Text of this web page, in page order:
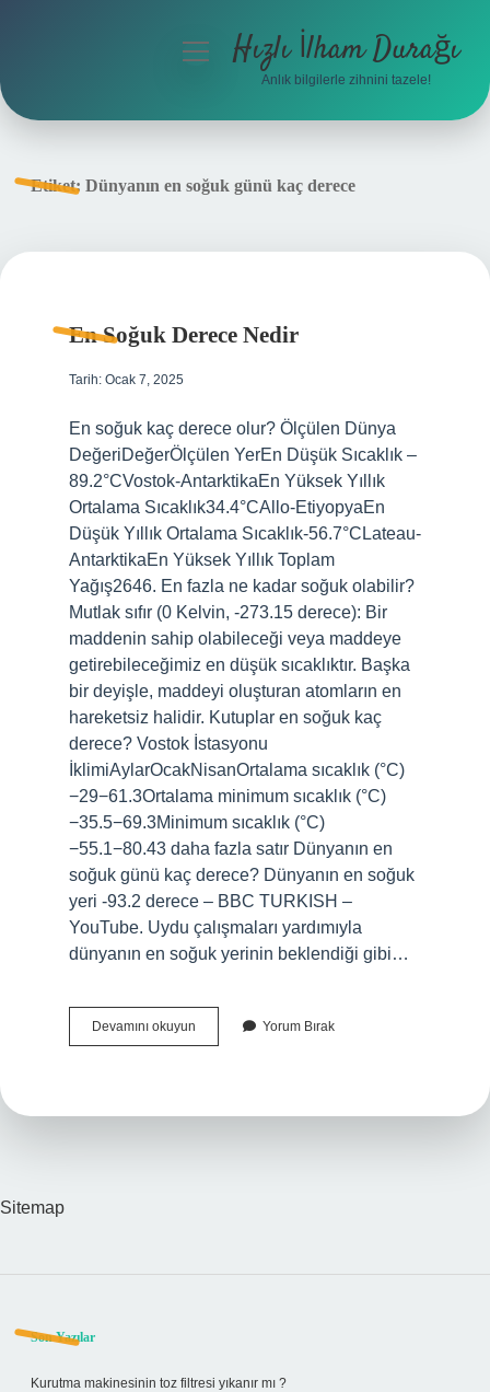
menüyüHızlı İlham Durağı
Anlık bilgilerle zihnini tazele!
Etiket: Dünyanın en soğuk günü kaç derece
En Soğuk Derece Nedir
Tarih: Ocak 7, 2025
En soğuk kaç derece olur? Ölçülen Dünya
DeğeriDeğerÖlçülen YerEn Düşük Sıcaklık –
89.2°CVostok-AntarktikaEn Yüksek Yıllık
Ortalama Sıcaklık34.4°CAllo-EtiyopyaEn
Düşük Yıllık Ortalama Sıcaklık-56.7°CLateau-
AntarktikaEn Yüksek Yıllık Toplam
Yağış2646. En fazla ne kadar soğuk olabilir?
Mutlak sıfır (0 Kelvin, -273.15 derece): Bir
maddenin sahip olabileceği veya maddeye
getirebileceğimiz en düşük sıcaklıktır. Başka
bir deyişle, maddeyi oluşturan atomların en
hareketsiz halidir. Kutuplar en soğuk kaç
derece? Vostok İstasyonu
İklimiAylarOcakNisanOrtalama sıcaklık (°C)
−29−61.3Ortalama minimum sıcaklık (°C)
−35.5−69.3Minimum sıcaklık (°C)
−55.1−80.43 daha fazla satır Dünyanın en
soğuk günü kaç derece? Dünyanın en soğuk
yeri -93.2 derece – BBC TURKISH –
YouTube. Uydu çalışmaları yardımıyla
dünyanın en soğuk yerinin beklendiği gibi…
Devamını okuyun
Soğuk
Yorum Bırak
Sitemap
Sidebar
Son Yazılar
Kurutma makinesinin toz filtresi yıkanır mı ?